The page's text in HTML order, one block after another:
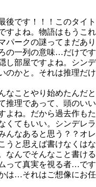
後です！！！このタイト
すよね。物語はもうこれ
パークの謎ってまだあり
の一列の意味…だけです
し部屋ですよね。シンデ
のかと。それは推理だけ
なことやり始めたんだと
推理であって、頭のいい
よね。だから過去作もた
くてもいい。シンデレラ
んなあると思う？？オレ
うと思えば書けなくはな
なんでそんなこと書ける
って真実を視る者…です
は…それはご想像にお任